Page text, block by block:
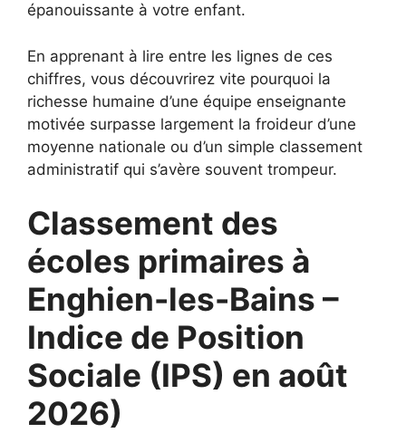
épanouissante à votre enfant.
En apprenant à lire entre les lignes de ces
chiffres, vous découvrirez vite pourquoi la
richesse humaine d’une équipe enseignante
motivée surpasse largement la froideur d’une
moyenne nationale ou d’un simple classement
administratif qui s’avère souvent trompeur.
Classement des
écoles primaires à
Enghien-les-Bains –
Indice de Position
Sociale (IPS) en août
2026)